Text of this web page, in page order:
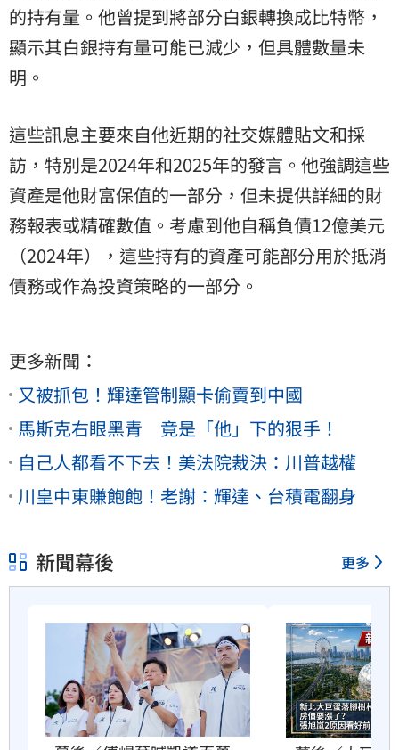
的持有量。他曾提到將部分白銀轉換成比特幣，
顯示其白銀持有量可能已減少，但具體數量未
明。
這些訊息主要來自他近期的社交媒體貼文和採
訪，特別是2024年和2025年的發言。他強調這些
資產是他財富保值的一部分，但未提供詳細的財
務報表或精確數值。考慮到他自稱負債12億美元
（2024年），這些持有的資產可能部分用於抵消
債務或作為投資策略的一部分。
更多新聞：
又被抓包！輝達管制顯卡偷賣到中國
馬斯克右眼黑青 竟是「他」下的狠手！
自己人都看不下去！美法院裁決：川普越權
川皇中東賺飽飽！老謝：輝達、台積電翻身
新聞幕後 更多